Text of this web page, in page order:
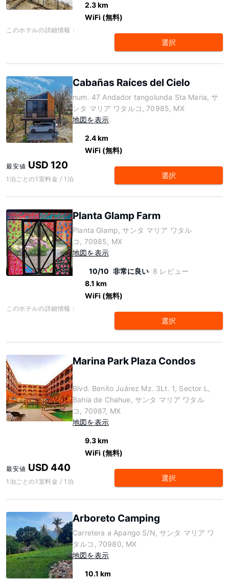
2.3 km
WiFi (無料)
このホテルの詳細情報：
選択
Cabañas Raíces del Cielo
num. 47 Andador tangolunda Sta Maria, サ
ンタ マリア ワタルコ, 70985, MX
地図を表示
2.4 km
WiFi (無料)
最安値 USD 120
1泊ごとの1室料金 / 1泊 選択
Planta Glamp Farm
Planta Glamp, サンタ マリア ワタル
コ, 70985, MX
地図を表示
10/10 非常に良い 8 レビュー
8.1 km
WiFi (無料)
このホテルの詳細情報：
選択
Marina Park Plaza Condos
Blvd. Benito Juárez Mz. 3Lt. 1, Sector L,
Bahia de Chahue, サンタ マリア ワタル
コ, 70987, MX
地図を表示
9.3 km
WiFi (無料)
最安値 USD 440
1泊ごとの1室料金 / 1泊 選択
Arboreto Camping
Carretera a Apango S/N, サンタ マリア ワ
タルコ, 70980, MX
地図を表示
10.1 km